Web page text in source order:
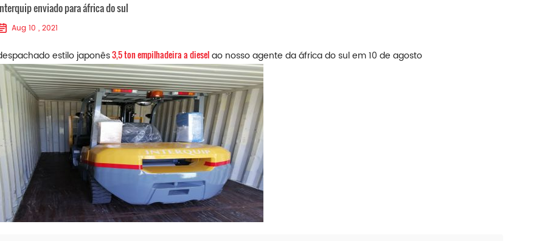
enviado para áfrica do sul
Aug 10 , 2021
estilo japonês3,5 tonempilhadeira a dieselao nosso agente da áfrica do sul em 10 de agosto